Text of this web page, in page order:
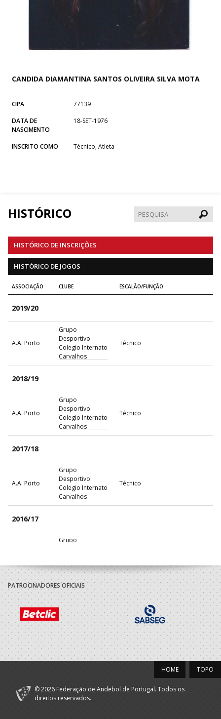
CANDIDA DIAMANTINA SANTOS OLIVEIRA SILVA MOTA
CIPA
77139
DATA DE
NASCIMENTO
18-SET-1976
INSCRITO COMO Técnico, Atleta
HISTÓRICO
HISTÓRICO DE INSCRIÇÕES
HISTÓRICO DE JOGOS
ASSOCIAÇÃO CLUBE ESCALÃO/FUNÇÃO
2019/20
A.A. Porto
Grupo
Desportivo
Colegio Internato
Carvalhos
Técnico
2018/19
A.A. Porto
Grupo
Desportivo
Colegio Internato
Carvalhos
Técnico
2017/18
A.A. Porto
Grupo
Desportivo
Colegio Internato
Carvalhos
Técnico
2016/17
Grupo
Carvalhos
2015/16
A.A. Porto
Grupo
Desportivo
Colegio Internato
Carvalhos
Técnico
2014/15
A.A. Porto
Desportivo
Colegio Internato
Técnico
PATROCINADORES OFICIAIS
TOPO
HOME
© 2026 Federação de Andebol de Portugal. Todos os
direitos reservados.